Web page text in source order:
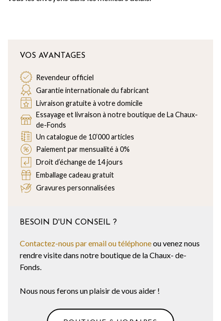
VOS AVANTAGES
Revendeur officiel
Garantie internationale du fabricant
Livraison gratuite à votre domicile
Essayage et livraison à notre boutique de La Chaux-
de-Fonds
Un catalogue de 10’000 articles
Paiement par mensualité à 0%
Droit d’échange de 14 jours
Emballage cadeau gratuit
Gravures personnalisées
BESOIN D'UN CONSEIL ?
Contactez-nous par email ou téléphoneou venez nous
rendre visite dans notre boutique de la Chaux- de-
Fonds.
Nous nous ferons un plaisir de vous aider !